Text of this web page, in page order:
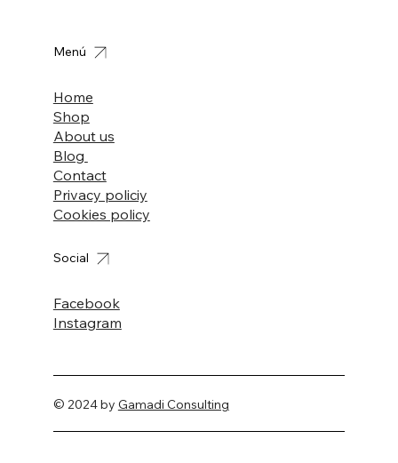
© 2024 by Gamadi Consulting
Home
Shop
About us
Blog
Contact
Privacy policiy
Cookies policy
Menú
Facebook
Instagram
Social